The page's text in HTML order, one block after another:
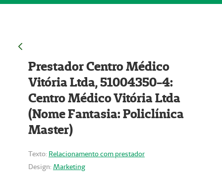
Prestador Centro Médico
Vitória Ltda, 51004350-4:
Centro Médico Vitória Ltda
(Nome Fantasia: Policlínica
Master)
Texto: Relacionamento com prestador
Design: Marketing